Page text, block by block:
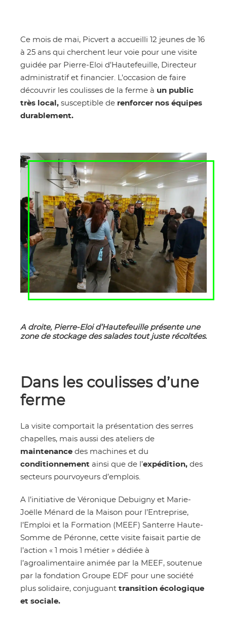
Ce mois de mai, Picvert a accueilli 12 jeunes de 16
à 25 ans qui cherchent leur voie pour une visite
guidée par Pierre-Eloi d’Hautefeuille, Directeur
administratif et financier. L’occasion de faire
découvrir les coulisses de la ferme à un public
très local, susceptible de renforcer nos équipes
durablement.
A droite, Pierre-Eloi d’Hautefeuille présente une
zone de stockage des salades tout juste récoltées.
Dans les coulisses d’une
ferme
La visite comportait la présentation des serres
chapelles, mais aussi des ateliers de
maintenance des machines et du
conditionnement ainsi que de l’expédition, des
secteurs pourvoyeurs d’emplois.
A l’initiative de Véronique Debuigny et Marie-
Joëlle Ménard de la Maison pour l’Entreprise,
l’Emploi et la Formation (MEEF) Santerre Haute-
Somme de Péronne, cette visite faisait partie de
l’action « 1 mois 1 métier » dédiée à
l’agroalimentaire animée par la MEEF, soutenue
par la fondation Groupe EDF pour une société
plus solidaire, conjuguant transition écologique
et sociale.